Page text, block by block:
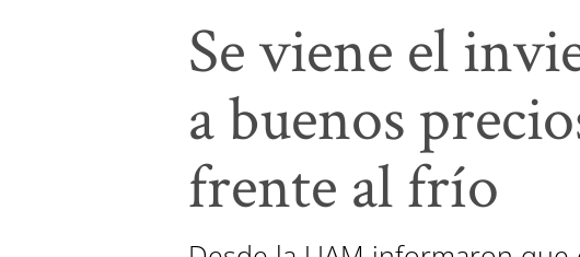
Se viene el
a buenos
frente al frío